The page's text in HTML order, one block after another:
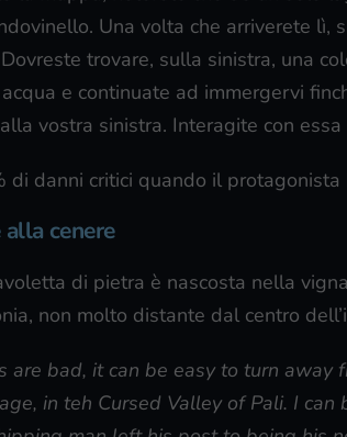
Una volta che arriverete
trovare, sulla sinistra, una
e continuate ad immergervi
vostra sinistra. Interagite con
di danni critici quando il
cenere
di pietra è nascosta nella
non molto distante dal centro
are bad, it can be easy to turn away
in teh Cursed Valley of Pali. I